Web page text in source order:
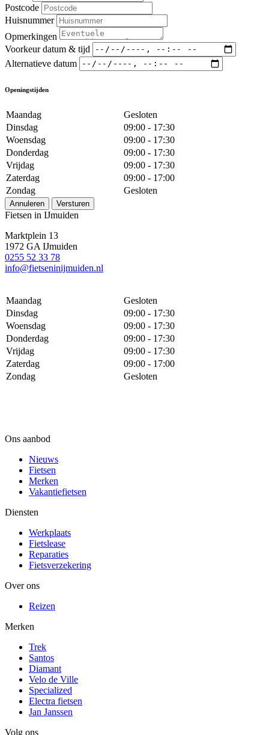
Postcode
Huisnummer
Opmerkingen
Voorkeur datum & tijd
Alternatieve datum
Openingstijden
Maandag
Gesloten
Dinsdag
09:00 - 17:30
Woensdag
09:00 - 17:30
Donderdag
09:00 - 17:30
Vrijdag
09:00 - 17:30
Zaterdag
09:00 - 17:00
Zondag
Gesloten
Annuleren Versturen
Fietsen in IJmuiden
Marktplein 13
1972 GA IJmuiden
0255 52 33 78
info@fietseninijmuiden.nl
Maandag
Gesloten
Dinsdag
09:00 - 17:30
Woensdag
09:00 - 17:30
Donderdag
09:00 - 17:30
Vrijdag
09:00 - 17:30
Zaterdag
09:00 - 17:00
Zondag
Gesloten
Ons aanbod
Nieuws
Fietsen
Merken
Vakantiefietsen
Diensten
Werkplaats
Fietslease
Reparaties
Fietsverzekering
Over ons
Reizen
Merken
Trek
Santos
Diamant
Velo de Ville
Specialized
Electra fietsen
Jan Janssen
Volg ons